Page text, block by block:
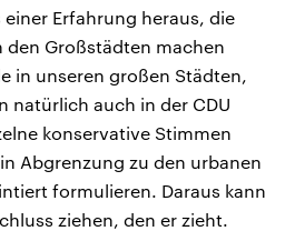
Erfahrung heraus, die
Großstädten machen
in unseren großen Städten,
natürlich auch in der CDU
konservative Stimmen
Abgrenzung zu den urbanen
formulieren. Daraus kann
ziehen, den er zieht.